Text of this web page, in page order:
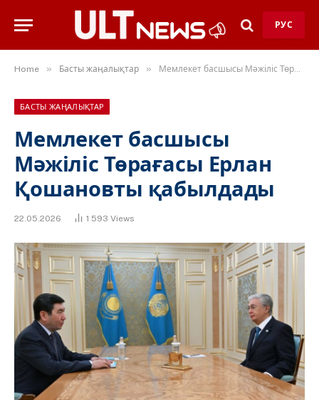
РУС
Home » Басты жаңалықтар » Мемлекет басшысы Мәжіліс Төрағасы Ерлан Қошановты қабылдады
БАСТЫ ЖАҢАЛЫҚТАР
Мемлекет басшысы
Мәжіліс Төрағасы Ерлан
Қошановты қабылдады
22.05.2026 1 593 Views